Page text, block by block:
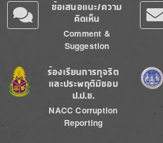
ข้อเสนอแนะ/ความ
คิดเห็น
Comment &
Suggestion
Image
ร้องเรียนการทุจริต
และประพฤติมิชอบ
ป.ป.ช.
NACC Corruption
Reporting
Image